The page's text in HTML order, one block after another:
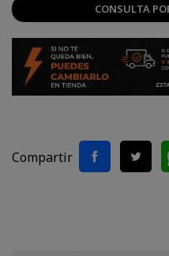
CONSULTA
Compartir